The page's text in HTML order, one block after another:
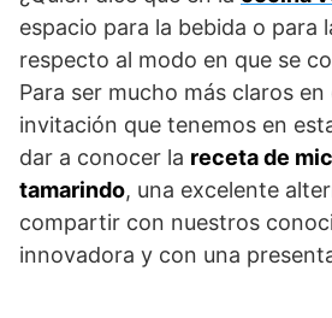
espacio para la bebida o para
respecto al modo en que se
Para ser mucho más claros
invitación que tenemos en
dar a conocer la receta de
tamarindo, una excelente
compartir con nuestros
innovadora y con una